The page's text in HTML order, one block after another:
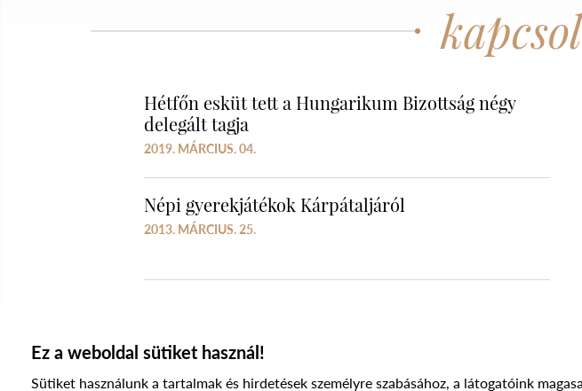
Hétfőn esküt tett a Hungarikum Bizottság négy
delegált tagja
2019. MÁRCIUS. 04.
Népi gyerekjátékok Kárpátaljáról
2013. MÁRCIUS. 25.
Ez a weboldal sütiket használ!
Sütiket használunk a tartalmak és hirdetések személyre szabásához, a látogatóink